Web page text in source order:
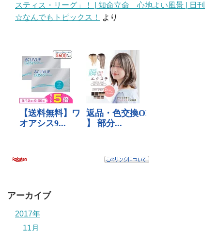
スティス・リーグ」！ | 知命立命 心地よい風景 | 日刊
☆なんでもトピックス！
より
アーカイブ
2017年
11月